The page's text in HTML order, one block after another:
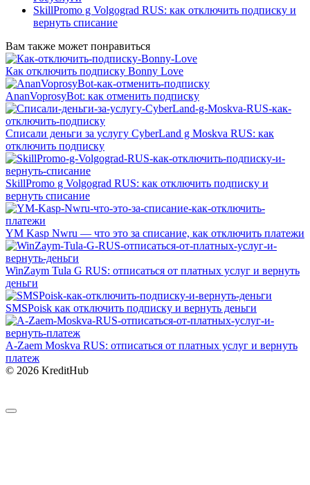
SkillPromo g Volgograd RUS: как отключить подписку и
вернуть списание
Вам также может понравиться
Как отключить подписку Bonny Love
AnanVoprosyBot: как отменить подписку
Списали деньги за услугу CyberLand g Moskva RUS: как
отключить подписку
SkillPromo g Volgograd RUS: как отключить подписку и
вернуть списание
YM Kasp Nwru — что это за списание, как отключить платежи
WinZaym Tula G RUS: отписаться от платных услуг и вернуть
деньги
SMSPoisk как отключить подписку и вернуть деньги
A-Zaem Moskva RUS: отписаться от платных услуг и вернуть
платеж
© 2026 KreditHub